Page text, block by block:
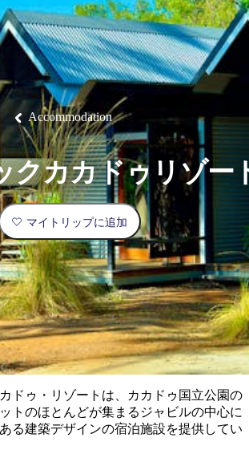
最
も
人
気
が
高
い
場
所
ア
ウ
ト
バ
ッ
ロ
ッ
ク
ウ
ィ
ン
プ
リ
ン
グ
ズ
ゥ
国
立
公
園
ー
ル
ド
国
立
公
園
タ
ル
カ
国
立
公
園
テ
ィ
ウ
ィ
諸
島
ニ
ト
ミ
ル
ク
国
立
公
園
デ
ビ
ル
ズ・
マ
ー
ブ
ル
ズ
保
護
区
ェ
ス
ト
マ
ク
ド
ネ
ル
国
立
公
園
体
験
旅
行
タ
イ
プ
現
地
化
体
験
リ
ン
ク
と
イ
ベ
ン
ト
テ
ィ
ビ
テ
ィ
自
然
と
野
生
生
物
歴
史
と
伝
統
釣
り
グ
ジ
ュ
ア
リ
ー
な
体
験
ャ
ン
ピ
ン
グ
&
グ
ラ
ン
ピ
ン
グ
旅
の
コ
ツ
計
画
と
予
約
実
用
的
な
情
報
泊
施
設
ツ
ア
ー
＆
レ
ン
タ
ル
＆
オ
フ
ァ
ー
Accommodation
クカカドゥリゾー
マイトリップに追加
ドゥ・リゾートは、カカドゥ国立公園の
トのほとんどが集まるジャビルの中心に
る建築デザインの宿泊施設を提供してい